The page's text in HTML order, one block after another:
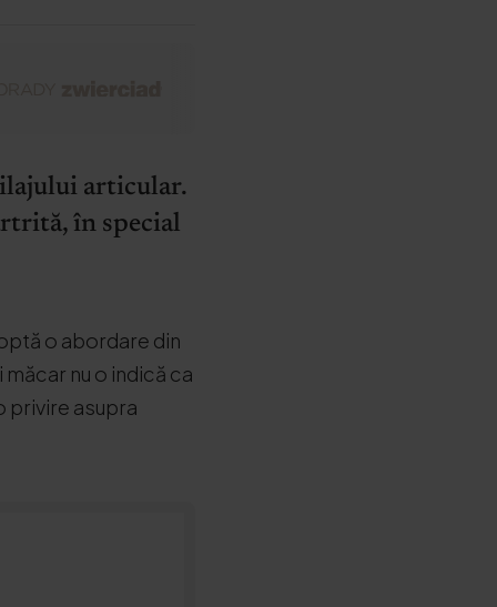
articular.
în special
o abordare din
nu o indică ca
privire asupra